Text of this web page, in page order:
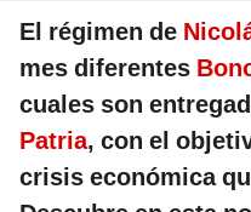
El régimen de
mes diferentes
cuales son
Patria, con el
crisis económica